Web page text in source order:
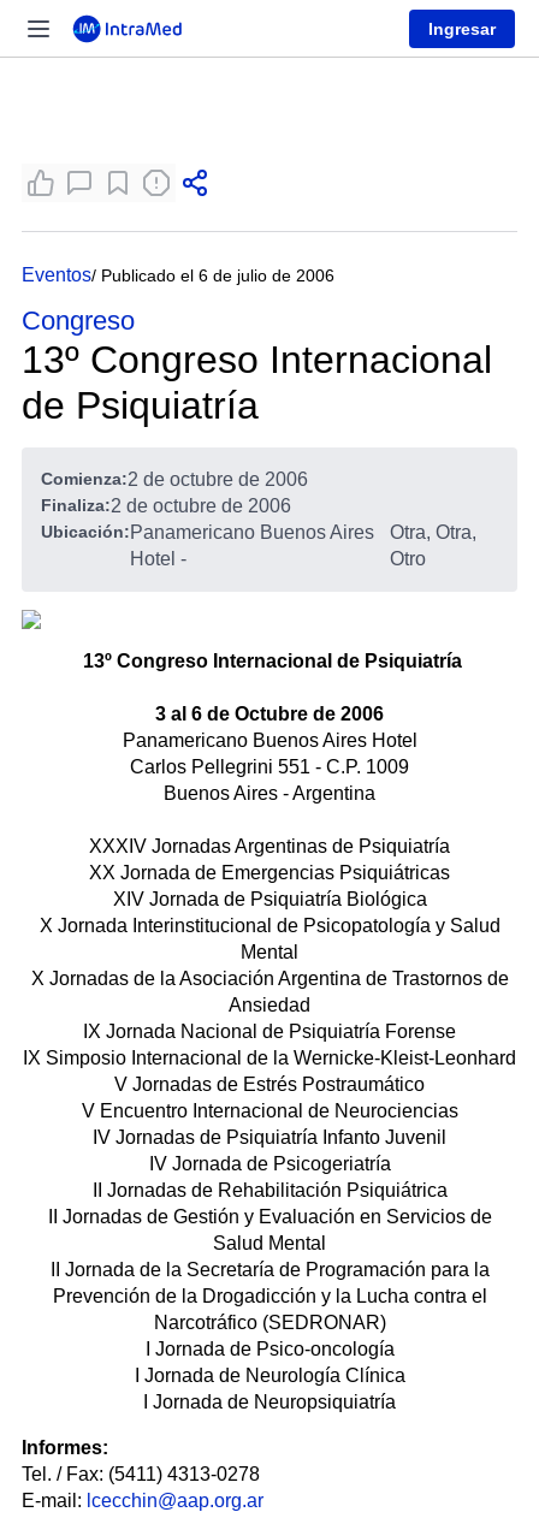
Ingresar
Eventos/ Publicado el 6 de julio de 2006
Congreso
13º Congreso Internacional
de Psiquiatría
Comienza:2 de octubre de 2006
Finaliza:2 de octubre de 2006
Ubicación:Panamericano Buenos Aires
Hotel -
Otra, Otra,
Otro
13º Congreso Internacional de Psiquiatría
3 al 6 de Octubre de 2006
Panamericano Buenos Aires Hotel
Carlos Pellegrini 551 - C.P. 1009
Buenos Aires - Argentina
XXXIV Jornadas Argentinas de Psiquiatría
XX Jornada de Emergencias Psiquiátricas
XIV Jornada de Psiquiatría Biológica
X Jornada Interinstitucional de Psicopatología y Salud
Mental
X Jornadas de la Asociación Argentina de Trastornos de
Ansiedad
IX Jornada Nacional de Psiquiatría Forense
IX Simposio Internacional de la Wernicke-Kleist-Leonhard
V Jornadas de Estrés Postraumático
V Encuentro Internacional de Neurociencias
IV Jornadas de Psiquiatría Infanto Juvenil
IV Jornada de Psicogeriatría
II Jornadas de Rehabilitación Psiquiátrica
II Jornadas de Gestión y Evaluación en Servicios de
Salud Mental
II Jornada de la Secretaría de Programación para la
Prevención de la Drogadicción y la Lucha contra el
Narcotráfico (SEDRONAR)
I Jornada de Psico-oncología
I Jornada de Neurología Clínica
I Jornada de Neuropsiquiatría
Informes:
Tel. / Fax: (5411) 4313-0278
E-mail: lcecchin@aap.org.ar